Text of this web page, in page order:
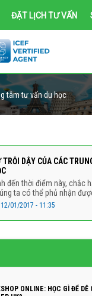
ĐẶT LỊCH TƯ VẤN
tâm tư vấn du học
ONLINE: HỌC GÌ ĐỂ DỄ
TRỖI DẬY CỦA CÁC
đến thời điểm này, chắc
ta có thể phủ nhận
mang lại.
12/01/2017 - 11:35